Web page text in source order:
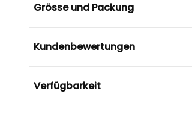
Grösse und Packung
Kundenbewertungen
Verfügbarkeit